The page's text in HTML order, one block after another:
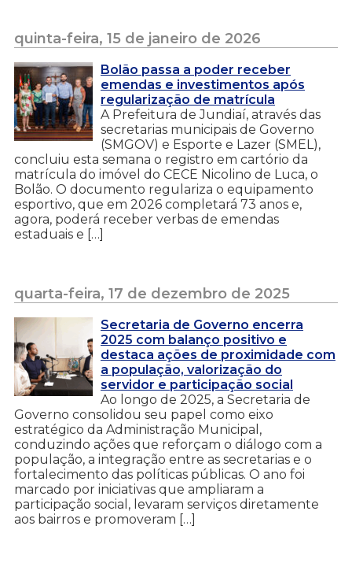
quinta-feira, 15 de janeiro de 2026
Bolão passa a poder receber
emendas e investimentos após
regularização de matrícula
A Prefeitura de Jundiaí, através das
secretarias municipais de Governo
(SMGOV) e Esporte e Lazer (SMEL),
concluiu esta semana o registro em cartório da
matrícula do imóvel do CECE Nicolino de Luca, o
Bolão. O documento regulariza o equipamento
esportivo, que em 2026 completará 73 anos e,
agora, poderá receber verbas de emendas
estaduais e […]
quarta-feira, 17 de dezembro de 2025
Secretaria de Governo encerra
2025 com balanço positivo e
destaca ações de proximidade com
a população, valorização do
servidor e participação social
Ao longo de 2025, a Secretaria de
Governo consolidou seu papel como eixo
estratégico da Administração Municipal,
conduzindo ações que reforçam o diálogo com a
população, a integração entre as secretarias e o
fortalecimento das políticas públicas. O ano foi
marcado por iniciativas que ampliaram a
participação social, levaram serviços diretamente
aos bairros e promoveram […]